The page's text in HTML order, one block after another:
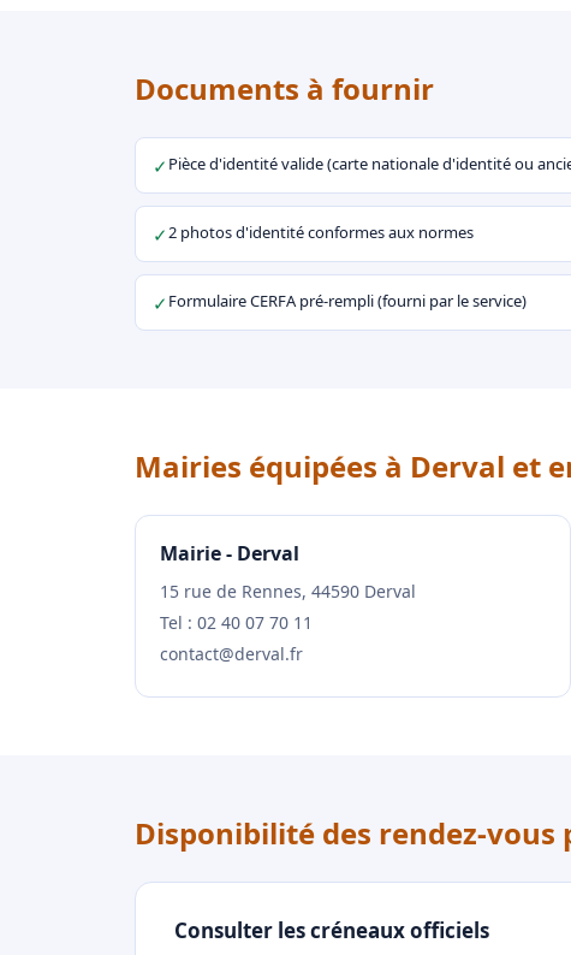
Documents à fournir
✓ Pièce d'identité valide (carte nationale d'identité ou
✓2 photos d'identité conformes aux normes
✓ Formulaire CERFA pré-rempli (fourni par le service)
Mairies équipées à Derval et
Mairie - Derval
15 rue de Rennes, 44590 Derval
Tel : 02 40 07 70 11
contact@derval.fr
Disponibilité des rendez-vous
Consulter les créneaux officiels